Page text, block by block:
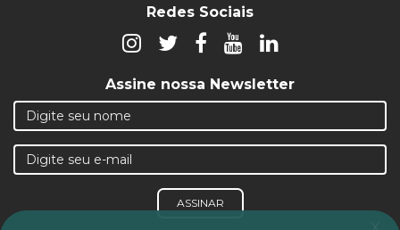
Redes Sociais
Assine nossa Newsletter
ASSINAR